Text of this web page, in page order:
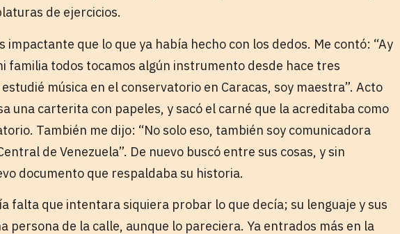
de ejercicios.
impactante que lo que ya había hecho con los dedos. Me contó: “Ay
familia todos tocamos algún instrumento desde hace tres
música en el conservatorio en Caracas, soy maestra”. Acto
una carterita con papeles, y sacó el carné que la acreditaba como
También me dijo: “No solo eso, también soy comunicadora
de Venezuela”. De nuevo buscó entre sus cosas, y sin
documento que respaldaba su historia.
falta que intentara siquiera probar lo que decía; su lenguaje y sus
persona de la calle, aunque lo pareciera. Ya entrados más en la